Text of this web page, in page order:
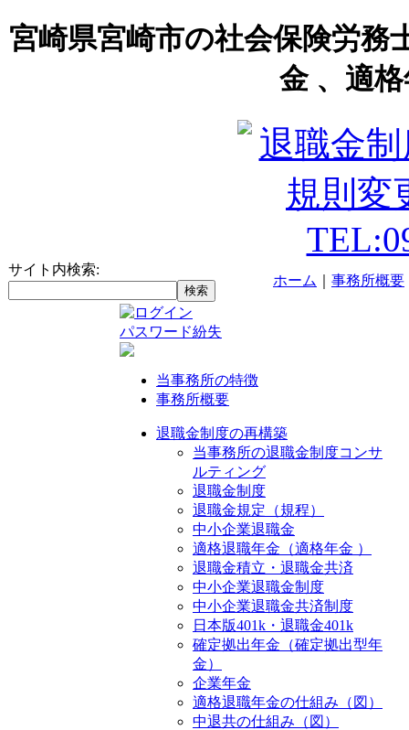
宮崎県宮崎市の社会保険労務
金 、適
サイト内検索:
ホーム 事務所概要
パスワード紛失
当事務所の特徴
事務所概要
退職金制度の再構築
当事務所の退職金制度コンサ
ルティング
退職金制度
退職金規定（規程）
中小企業退職金
適格退職年金（適格年金 ）
退職金積立・退職金共済
中小企業退職金制度
中小企業退職金共済制度
日本版401k・退職金401k
確定拠出年金（確定拠出型年
金）
企業年金
適格退職年金の仕組み（図）
中退共の仕組み（図）